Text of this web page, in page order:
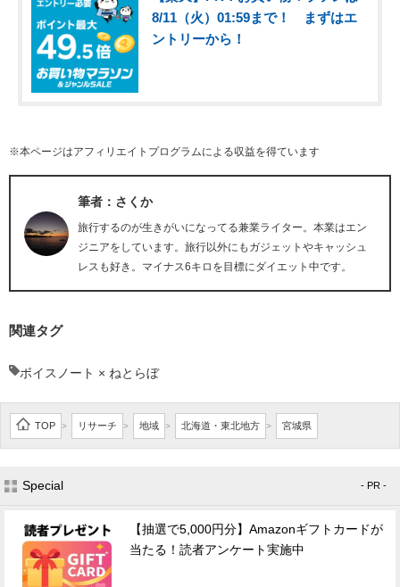
8/11（火）01:59まで！ まずはエ
ントリーから！
※本ページはアフィリエイトプログラムによる収益を得ています
筆者：さくか
旅行するのが生きがいになってる兼業ライター。本業はエン
ジニアをしています。旅行以外にもガジェットやキャッシュ
レスも好き。マイナス6キロを目標にダイエット中です。
関連タグ
ボイスノート × ねとらぼ
TOP > リサーチ > 地域 > 北海道・東北地方 > 宮城県
Special - PR -
【抽選で5,000円分】Amazonギフトカードが
当たる！読者アンケート実施中